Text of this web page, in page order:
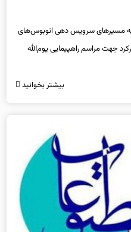
مسیرهای سرویس دهی اتوبوس‌های
جهت مراسم راهپیمایی یوم‌الله
بیشتر بخوانید